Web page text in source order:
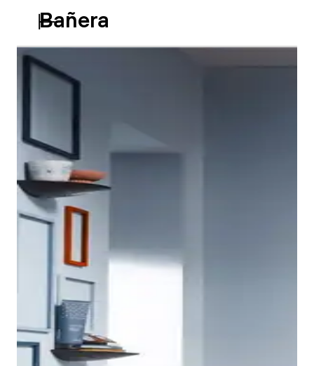
Bañera